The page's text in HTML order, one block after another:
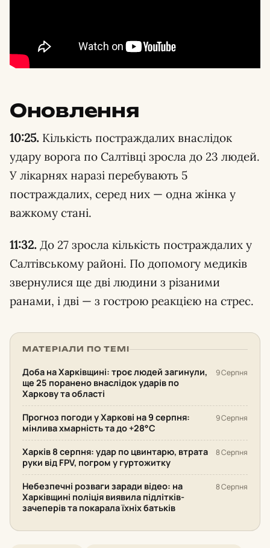
Оновлення
10:25. Кількість постраждалих внаслідок
удару ворога по Салтівці зросла до 23 людей.
У лікарнях наразі перебувають 5
постраждалих, серед них — одна жінка у
важкому стані.
11:32. До 27 зросла кількість постраждалих у
Салтівському районі. По допомогу медиків
звернулися ще дві людини з різаними
ранами, і дві — з гострою реакцією на стрес.
МАТЕРІАЛИ ПО ТЕМІ
Доба на Харківщині: троє людей загинули,
ще 25 поранено внаслідок ударів по
Харкову та області
9 Серпня
Прогноз погоди у Харкові на 9 серпня:
мінлива хмарність та до +28°С
9 Серпня
Харків 8 серпня: удар по цвинтарю, втрата
руки від FPV, погром у гуртожитку
8 Серпня
Небезпечні розваги заради відео: на
Харківщині поліція виявила підлітків-
зачеперів та покарала їхніх батьків
8 Серпня